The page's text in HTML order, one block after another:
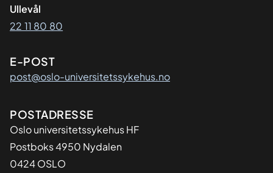
Ullevål
22 11 80 80
E-POST
post@oslo-universitetssykehus.no
Adresse
POSTADRESSE
Oslo universitetssykehus HF
Postboks 4950 Nydalen
0424 OSLO